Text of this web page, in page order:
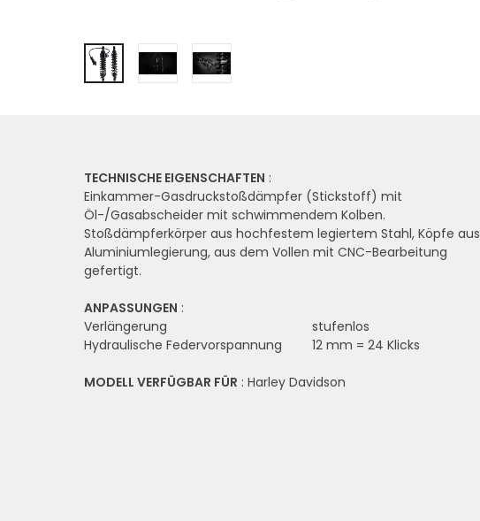
TECHNISCHE EIGENSCHAFTEN :
Einkammer-Gasdruckstoßdämpfer (Stickstoff) mit
Öl-/Gasabscheider mit schwimmendem Kolben.
Stoßdämpferkörper aus hochfestem legiertem Stahl, Köpfe aus
Aluminiumlegierung, aus dem Vollen mit CNC-Bearbeitung
gefertigt.
ANPASSUNGEN :
Verlängerung
stufenlos
Hydraulische Federvorspannung
12 mm = 24 Klicks
MODELL VERFÜGBAR FÜR : Harley Davidson